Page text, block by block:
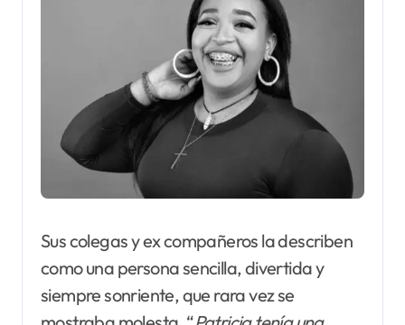
Sus colegas y ex compañeros la describen
como una persona sencilla, divertida y
siempre sonriente, que rara vez se